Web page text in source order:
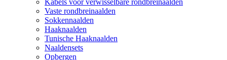
Vaste rondbreinaalden
Sokkennaalden
Haaknaalden
Tunische Haaknaalden
Naaldensets
Opbergen